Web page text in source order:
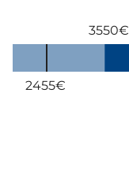
2455€
3550€